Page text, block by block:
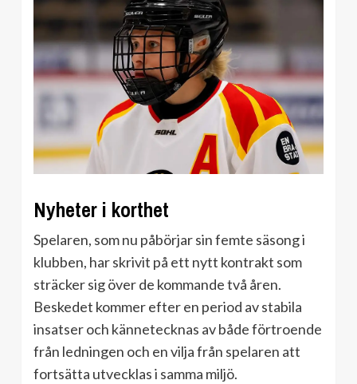
Nyheter i korthet
Spelaren, som nu påbörjar sin femte säsong i
klubben, har skrivit på ett nytt kontrakt som
sträcker sig över de kommande två åren.
Beskedet kommer efter en period av stabila
insatser och kännetecknas av både förtroende
från ledningen och en vilja från spelaren att
fortsätta utvecklas i samma miljö.